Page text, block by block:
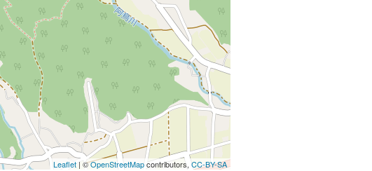
Leaflet | ©OpenStreetMapcontributors,CC-BY-SA